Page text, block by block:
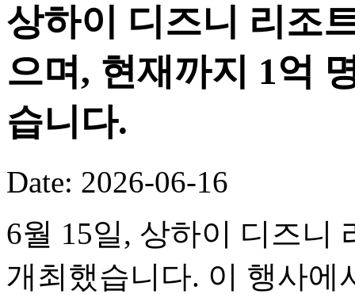
상하이 디즈니 리조
으며, 현재까지 1억
습니다.
Date: 2026-06-16
6월 15일, 상하이 디즈니
개최했습니다. 이 행사에